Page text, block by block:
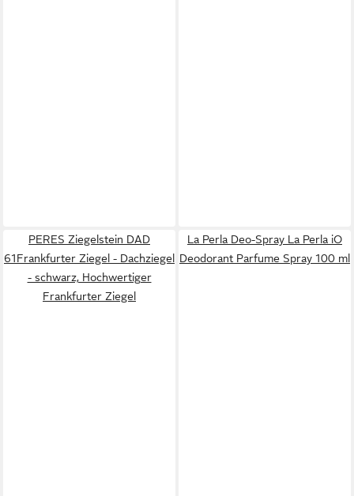
PERES Ziegelstein DAD
61Frankfurter Ziegel - Dachziegel
- schwarz, Hochwertiger
Frankfurter Ziegel
La Perla Deo-Spray La Perla iO
Deodorant Parfume Spray 100 ml